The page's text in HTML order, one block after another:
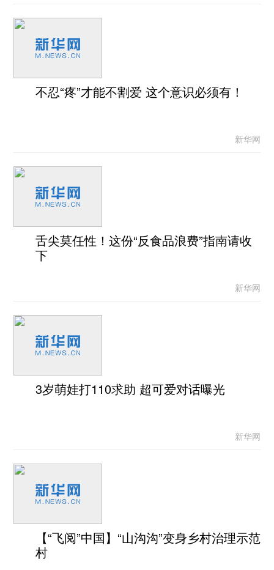
不忍“疼”才能不割爱 这个意识必须有！
新华网
舌尖莫任性！这份“反食品浪费”指南请收
下
新华网
3岁萌娃打110求助 超可爱对话曝光
新华网
【“飞阅”中国】“山沟沟”变身乡村治理示范
村